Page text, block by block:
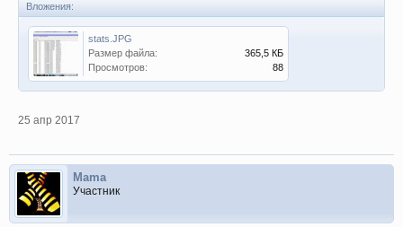
Вложения:
stats.JPG
Размер файла:
365,5 КБ
Просмотров:
88
25 апр 2017
Mama
Участник